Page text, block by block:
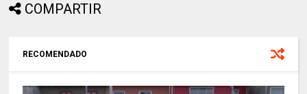
COMPARTIR
RECOMENDADO